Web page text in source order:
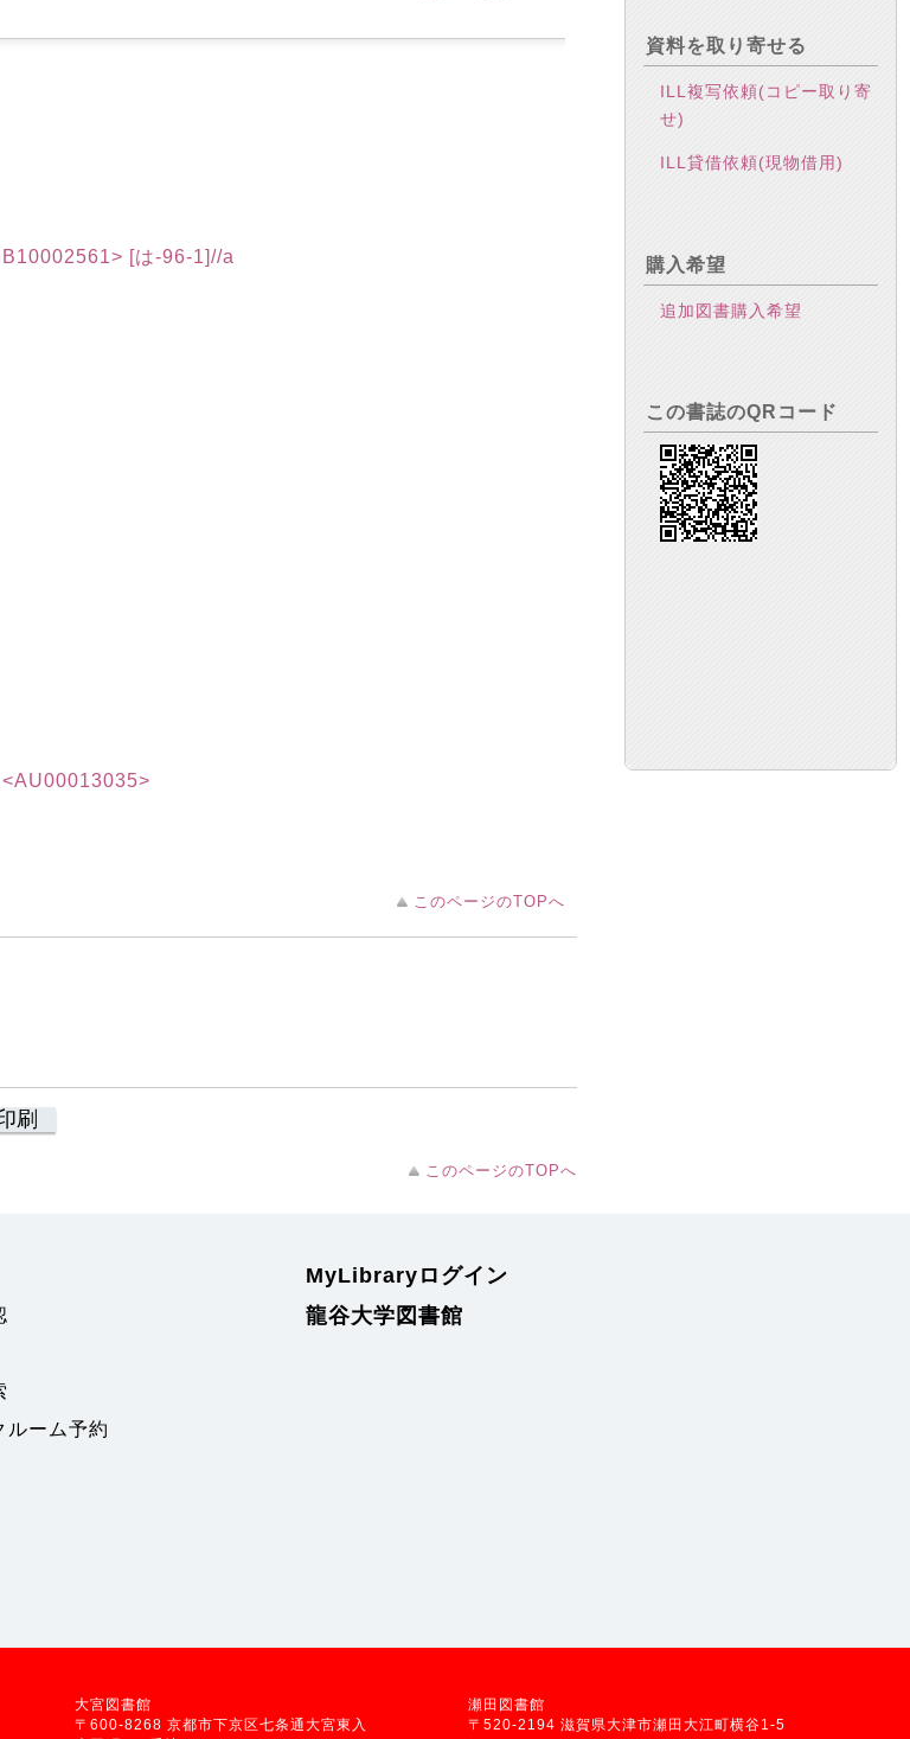
[は-96-1]//a
このページのTOPへ
刷
このページのTOPへ
資料を取り寄せる
ILL複写依頼(コピー取り寄
せ)
ILL貸借依頼(現物借用)
購入希望
追加図書購入希望
この書誌のQRコード
ルーム予約
MyLibraryログイン
龍谷大学図書館
大宮図書館
〒600-8268 京都市下京区七条通大宮東入
瀬田図書館
〒520-2194 滋賀県大津市瀬田大江町横谷1-5